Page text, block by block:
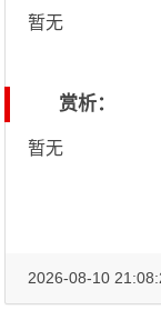
暂无
赏析：
暂无
2026-08-10